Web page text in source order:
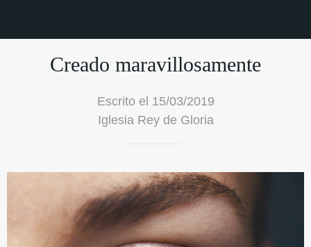
Creado maravillosamente
Escrito el 15/03/2019
Iglesia Rey de Gloria